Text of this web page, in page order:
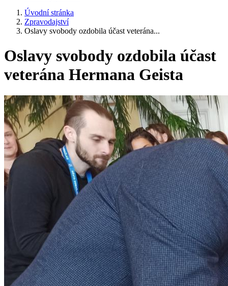
Úvodní stránka
Zpravodajství
Oslavy svobody ozdobila účast veterána...
Oslavy svobody ozdobila účast
veterána Hermana Geista